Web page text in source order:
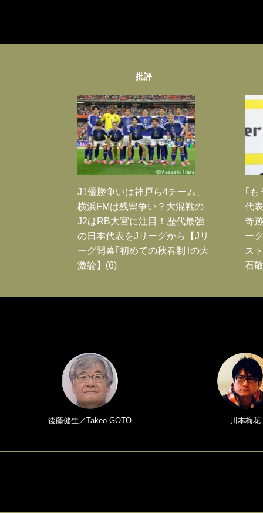
批評
J1優勝争いは神戸ら4チーム、
横浜FMは残留争い？大混戦の
J2はRB大宮に注目！歴代最強
の日本代表をJリーグから【Jリ
ーグ開幕｢初めての秋春制｣の大
激論】(6)
｢も
代
奇
ー
ス
石
後藤健生／Takeo GOTO 川本梅花